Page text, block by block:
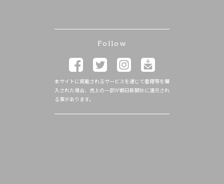
Follow
本サイトに掲載されるサービスを通じて書籍等を購
入された場合、売上の一部が朝日新聞社に還元され
る事があります。